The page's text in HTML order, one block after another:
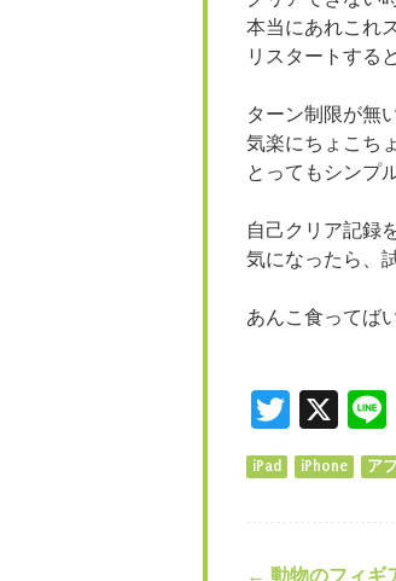
本当にあれこれ
リスタートする
ターン制限が無
気楽にちょこち
とってもシンプ
自己クリア記録
気になったら、
あんこ食ってば
X
iPad iPhone ア
← 動物のフィギ